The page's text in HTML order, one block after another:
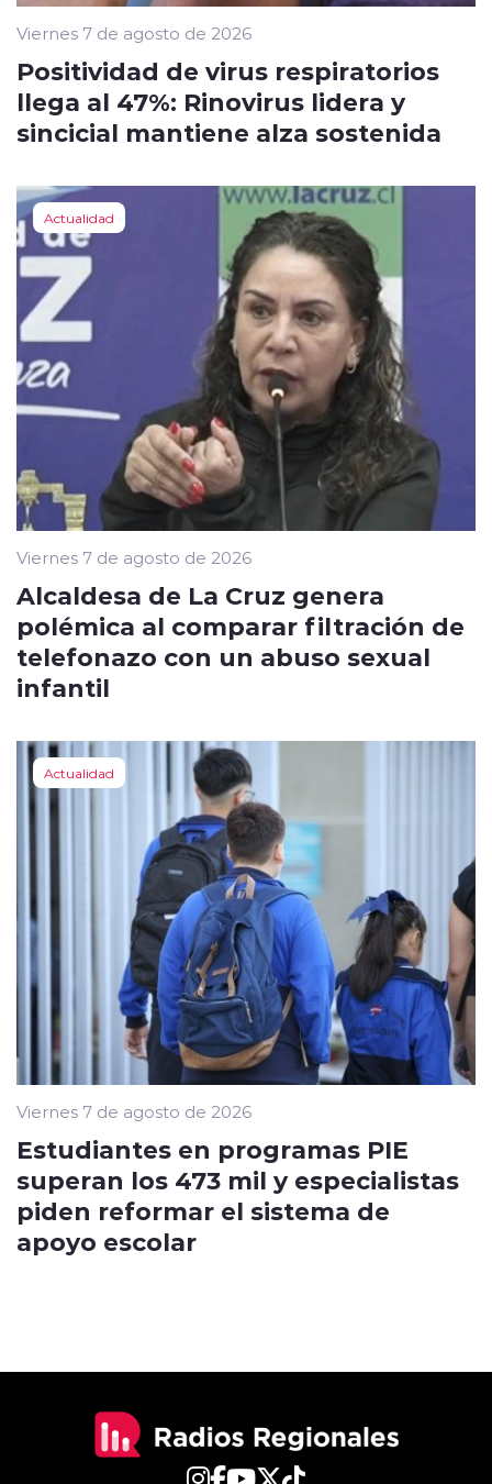
Viernes 7 de agosto de 2026
Positividad de virus respiratorios
llega al 47%: Rinovirus lidera y
sincicial mantiene alza sostenida
Actualidad
Viernes 7 de agosto de 2026
Alcaldesa de La Cruz genera
polémica al comparar filtración de
telefonazo con un abuso sexual
infantil
Actualidad
Viernes 7 de agosto de 2026
Estudiantes en programas PIE
superan los 473 mil y especialistas
piden reformar el sistema de
apoyo escolar